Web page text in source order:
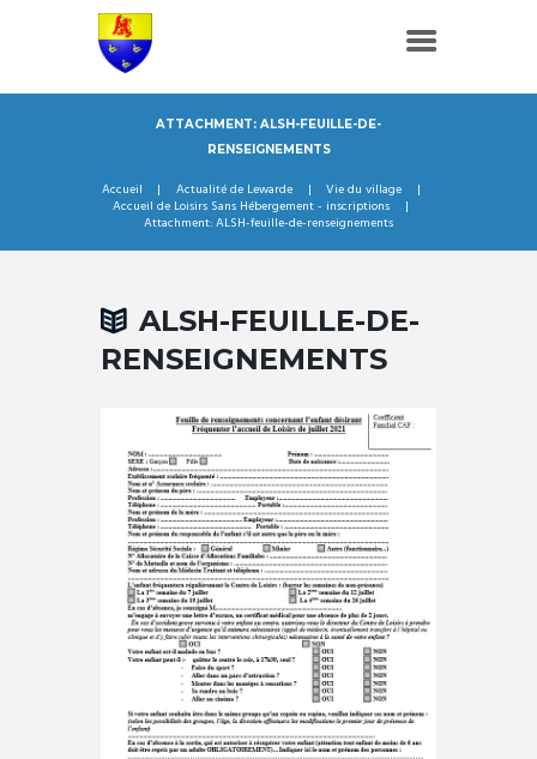
ATTACHMENT: ALSH-FEUILLE-DE-
RENSEIGNEMENTS
Accueil Actualité de Lewarde
Vie du village
Accueil de Loisirs Sans Hébergement - inscriptions
Attachment: ALSH-feuille-de-renseignements
ALSH-FEUILLE-DE-
RENSEIGNEMENTS